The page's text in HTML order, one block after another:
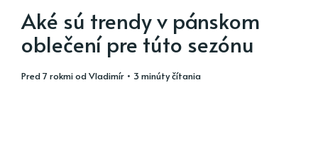
Aké sú trendy v pánskom
oblečení pre túto sezónu
pred 7 rokmiodVladimír • 3 minúty čítania